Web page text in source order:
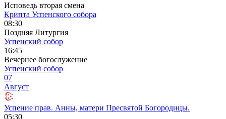
Исповедь вторая смена
Крипта Успенского собора
08:30
Поздняя Литургия
Успенский собор
16:45
Вечернее богослужение
Успенский собор
07
Август
Успение прав. Анны, матери Пресвятой Богородицы.
05:30